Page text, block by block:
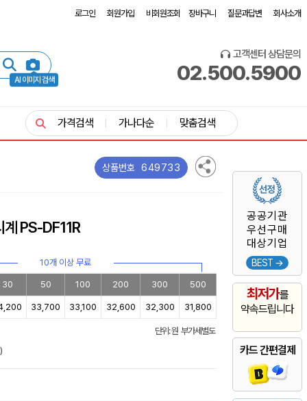
로그인 회원가입 비회원조회 장바구니 질문과답변 회사소개
AI 이미지 검색
고객센터 상담문의
02.500.5900
공공기관
우선구매
대상기업
BEST →
최저가를
약속드립니다
카드 간편결제
가격검색 가나다순 맞춤검색
상품번호 649733
계 PS-DF11R
10개 이상 무료
30 50 100 200 300 500
33,700 33,100 32,600 32,300 31,800
단위: 원 부가세별도